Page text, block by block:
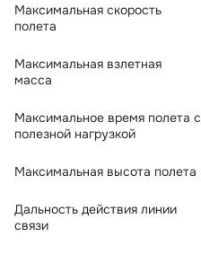
Максимальная скорость
полета
Максимальная взлетная
масса
Максимальное время полета с
полезной нагрузкой
Максимальная высота полета
Дальность действия линии
связи